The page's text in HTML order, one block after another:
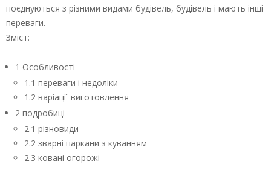
поєднуються з різними видами будівель, будівель і мають інші
переваги.
Зміст:
1 Особливості
1.1 переваги і недоліки
1.2 варіації виготовлення
2 подробиці
2.1 різновиди
2.2 зварні паркани з куванням
2.3 ковані огорожі